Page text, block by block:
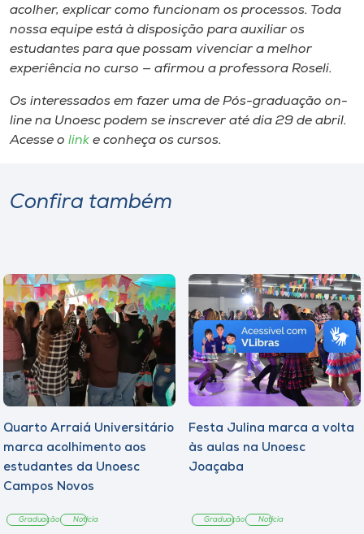
acolher, explicar como funcionam os processos. Toda
nossa equipe está à disposição para auxiliar os
estudantes para que possam vivenciar a melhor
experiência no curso — afirmou a professora Roseli.
Os interessados em fazer uma de Pós-graduação on-
line na Unoesc podem se inscrever até dia 29 de abril.
Acesse o link e conheça os cursos.
Confira também
Quarto Arraiá Universitário
marca acolhimento aos
estudantes da Unoesc
Campos Novos
Graduação Notícia
Festa Julina marca a volta
às aulas na Unoesc
Joaçaba
Graduação Notícia